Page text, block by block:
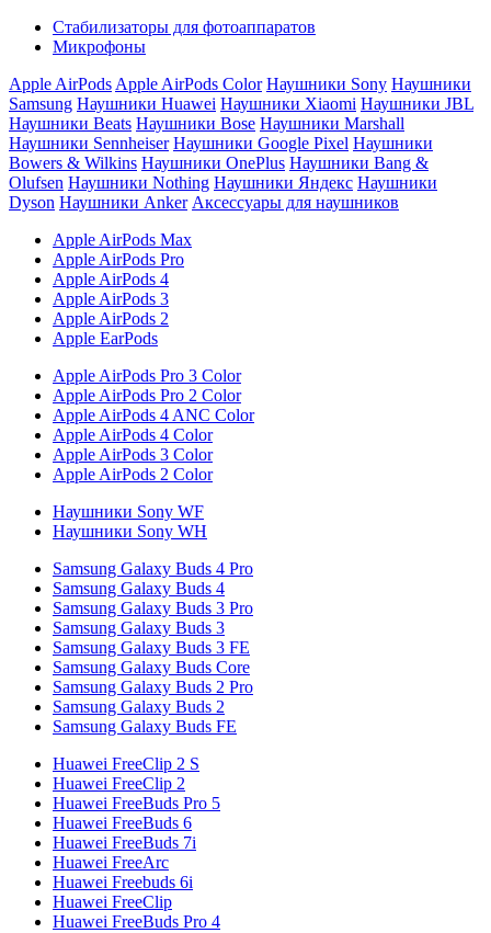
Стабилизаторы для фотоаппаратов
Микрофоны
Apple AirPods Apple AirPods Color Наушники Sony Наушники
Samsung Наушники Huawei Наушники Xiaomi Наушники JBL
Наушники Beats Наушники Bose Наушники Marshall
Наушники Sennheiser Наушники Google Pixel Наушники
Bowers & Wilkins Наушники OnePlus Наушники Bang &
Olufsen Наушники Nothing Наушники Яндекс Наушники
Dyson Наушники Anker Аксессуары для наушников
Apple AirPods Max
Apple AirPods Pro
Apple AirPods 4
Apple AirPods 3
Apple AirPods 2
Apple EarPods
Apple AirPods Pro 3 Color
Apple AirPods Pro 2 Color
Apple AirPods 4 ANC Color
Apple AirPods 4 Color
Apple AirPods 3 Color
Apple AirPods 2 Color
Наушники Sony WF
Наушники Sony WH
Samsung Galaxy Buds 4 Pro
Samsung Galaxy Buds 4
Samsung Galaxy Buds 3 Pro
Samsung Galaxy Buds 3
Samsung Galaxy Buds 3 FE
Samsung Galaxy Buds Core
Samsung Galaxy Buds 2 Pro
Samsung Galaxy Buds 2
Samsung Galaxy Buds FE
Huawei FreeClip 2 S
Huawei FreeClip 2
Huawei FreeBuds Pro 5
Huawei FreeBuds 6
Huawei FreeBuds 7i
Huawei FreeArc
Huawei Freebuds 6i
Huawei FreeClip
Huawei FreeBuds Pro 4